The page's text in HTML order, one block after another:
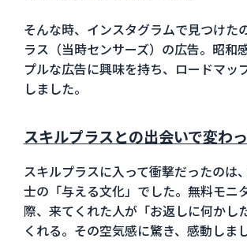
そんな時、インスタグラムで見つけた
ラス（当時センサーズ）の広告。昭和
プルな広告に興味を持ち、ロードマッ
しました。
スキルプラスとの出会いで変わ
スキルプラスに入って衝撃だったのは
士の「与える文化」でした。無料モニ
際、来てくれた人が「お返しに何かし
くれる。その空気感に驚き、感動しまし